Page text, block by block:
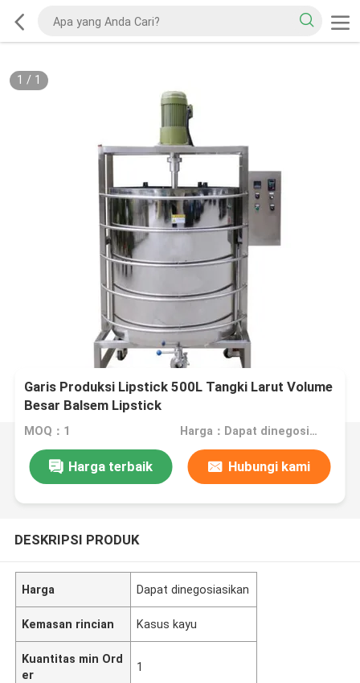
1 / 1
Garis Produksi Lipstick 500L Tangki Larut Volume
Besar Balsem Lipstick
MOQ：1 Harga：Dapat dinegosiasikan
Harga terbaik Hubungi kami
DESKRIPSI PRODUK
Harga Dapat dinegosiasikan
Kemasan rincian Kasus kayu
Kuantitas min Ord
er
1